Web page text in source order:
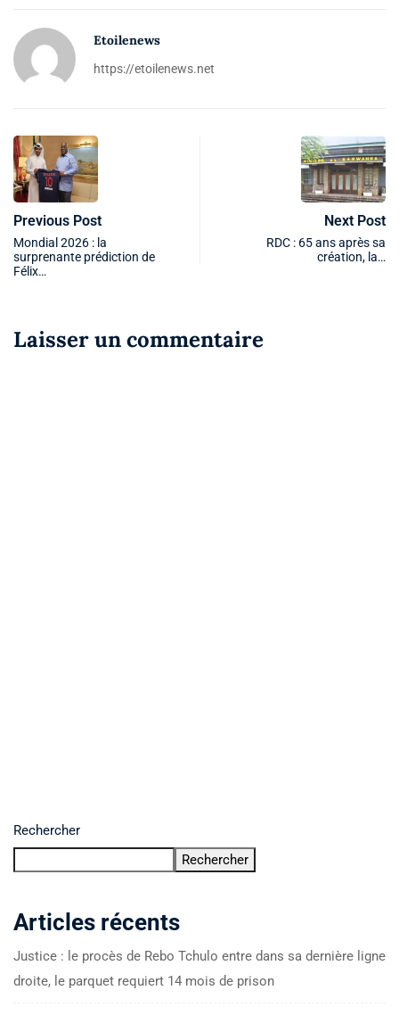
Etoilenews
https://etoilenews.net
Previous Post
Mondial 2026 : la
surprenante prédiction de
Félix…
Next Post
RDC : 65 ans après sa
création, la…
Laisser un commentaire
Rechercher
Rechercher
Articles récents
Justice : le procès de Rebo Tchulo entre dans sa dernière ligne
droite, le parquet requiert 14 mois de prison